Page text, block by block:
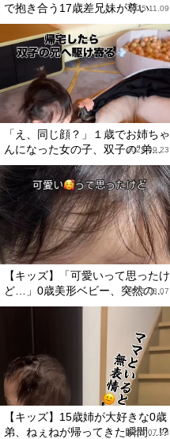
で抱き合う17歳差兄妹が尊い2025.11.09
「え、同じ顔？」１歳でお姉ちゃ
んになった女の子、双子の“弟...
2025.09.23
【キッズ】「可愛いって思ったけ
ど…」0歳美形ベビー、突然の...
2025.08.07
【キッズ】15歳姉が大好きな0歳
弟、ねぇねが帰ってきた瞬間…!?
2025.07.23